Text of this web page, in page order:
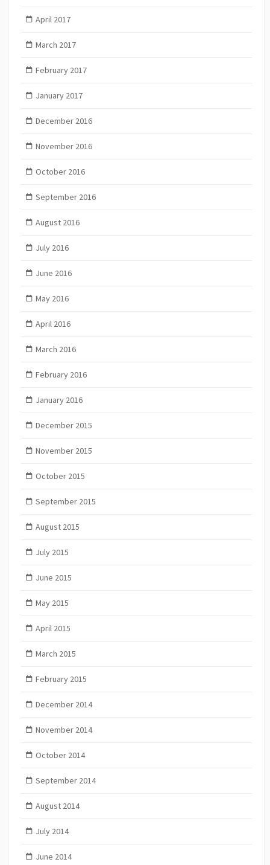
April 2017
March 2017
February 2017
January 2017
December 2016
November 2016
October 2016
September 2016
August 2016
July 2016
June 2016
May 2016
April 2016
March 2016
February 2016
January 2016
December 2015
November 2015
October 2015
September 2015
August 2015
July 2015
June 2015
May 2015
April 2015
March 2015
February 2015
December 2014
November 2014
October 2014
September 2014
August 2014
July 2014
June 2014